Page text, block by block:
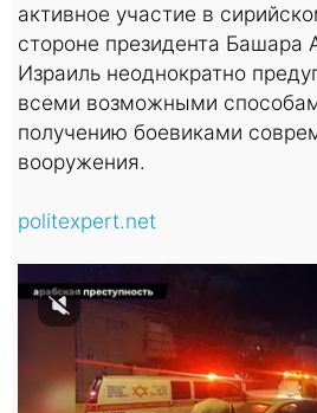
активное участие в
стороне президента Башара
Израиль неоднократно
всеми возможными
получению боевиками
вооружения.
politexpert.net